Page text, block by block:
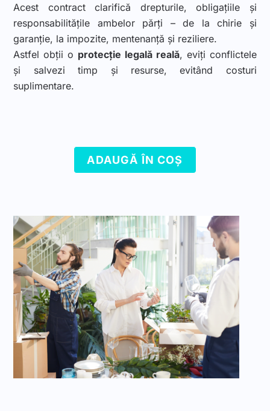
Acest contract clarifică drepturile, obligațiile și
responsabilitățile ambelor părți – de la chirie și
garanție, la impozite, mentenanță și reziliere.
Astfel obții o protecție legală reală, eviți conflictele
și salvezi timp și resurse, evitând costuri
suplimentare.
ADAUGĂ ÎN COȘ